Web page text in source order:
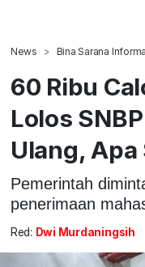
News Bina Sarana
60 Ribu
Lolos
Ulang, Apa
Pemerintah
penerimaan
Red: Dwi Murdaningsih